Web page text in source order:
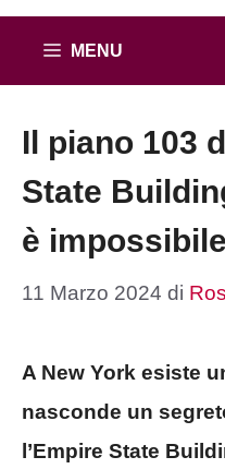
MENU
Il piano 103
State
è
11 Marzo 2024 di
A New York esiste
nasconde un
l’Empire State